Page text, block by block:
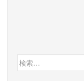
検
索: